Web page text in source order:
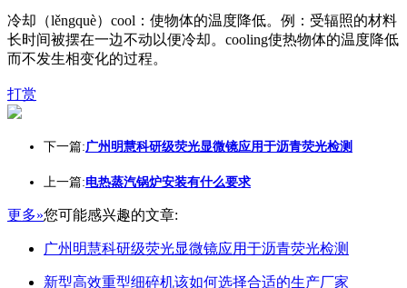
冷却（lěngquè）cool：使物体的温度降低。例：受辐照的材料
长时间被摆在一边不动以便冷却。cooling使热物体的温度降低
而不发生相变化的过程。
打赏
下一篇:广州明慧科研级荧光显微镜应用于沥青荧光检测
上一篇:电热蒸汽锅炉安装有什么要求
更多»您可能感兴趣的文章:
广州明慧科研级荧光显微镜应用于沥青荧光检测
新型高效重型细碎机该如何选择合适的生产厂家